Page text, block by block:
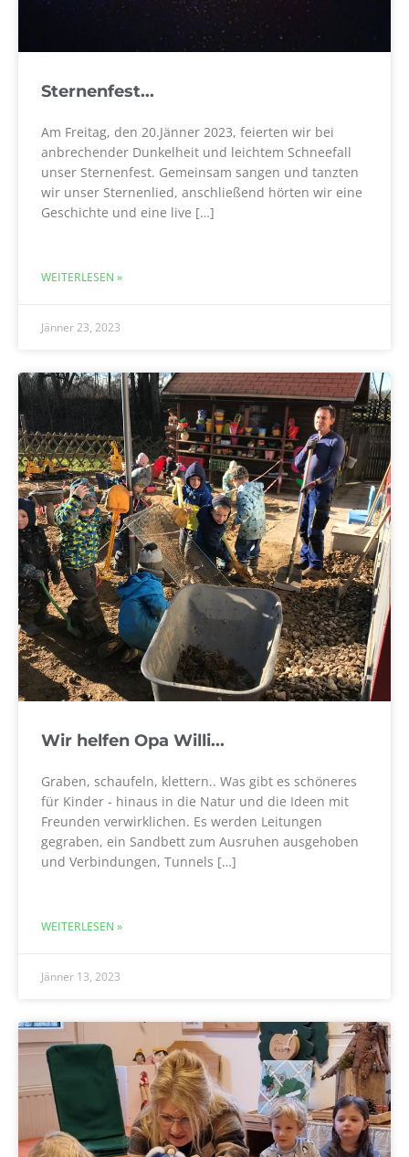
Sternenfest...
Am Freitag, den 20.Jänner 2023, feierten wir bei
anbrechender Dunkelheit und leichtem Schneefall
unser Sternenfest. Gemeinsam sangen und tanzten
wir unser Sternenlied, anschließend hörten wir eine
Geschichte und eine live […]
WEITERLESEN »
Jänner 23, 2023
Wir helfen Opa Willi...
Graben, schaufeln, klettern.. Was gibt es schöneres
für Kinder - hinaus in die Natur und die Ideen mit
Freunden verwirklichen. Es werden Leitungen
gegraben, ein Sandbett zum Ausruhen ausgehoben
und Verbindungen, Tunnels […]
WEITERLESEN »
Jänner 13, 2023